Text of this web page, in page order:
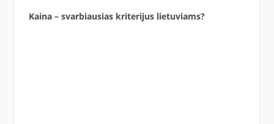
Kaina – svarbiausias kriterijus lietuviams?